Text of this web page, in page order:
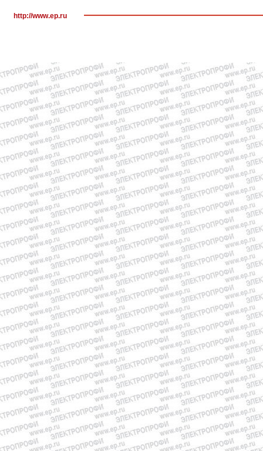
http://www.ep.ru